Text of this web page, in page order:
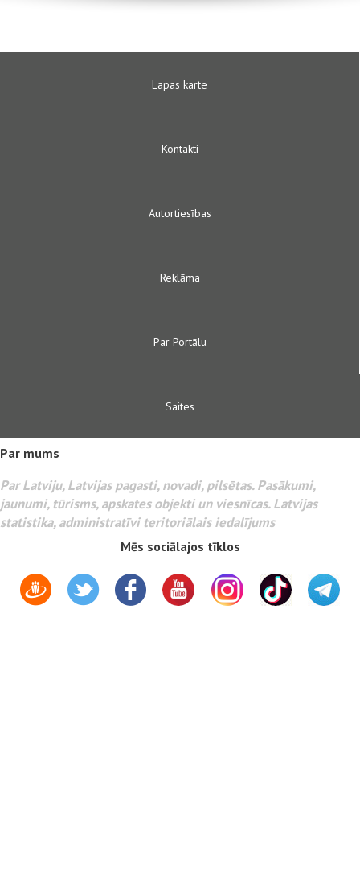
Lapas karte
Kontakti
Autortiesības
Reklāma
Par Portālu
Saites
Par mums
Par Latviju, Latvijas pagasti, novadi, pilsētas. Pasākumi,
jaunumi, tūrisms, apskates objekti un viesnīcas. Latvijas
statistika, administratīvi teritoriālais iedalījums
Mēs sociālajos tīklos